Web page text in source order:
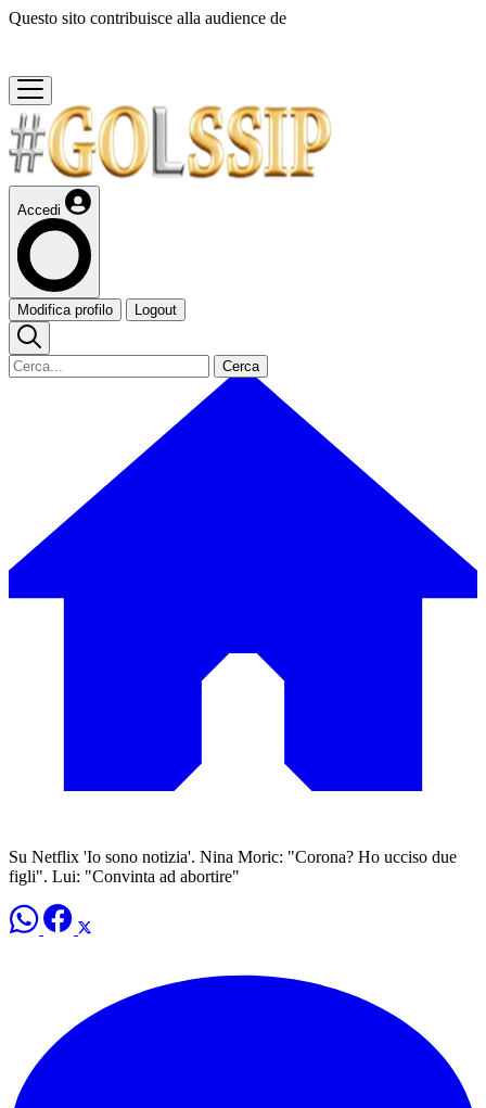
Questo sito contribuisce alla audience de
Accedi
Modifica profilo Logout
Cerca
Su Netflix 'Io sono notizia'. Nina Moric: "Corona? Ho ucciso due
figli". Lui: "Convinta ad abortire"